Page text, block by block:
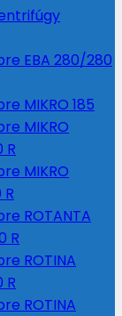
EBA 280/280
MIKRO 185
MIKRO
R
MIKRO
ROTANTA
R
ROTINA
R
ROTINA